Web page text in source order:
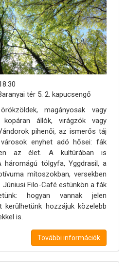
tér 5. 2. kapucsengő
magányosak vagy
állók, virágzók vagy
pihenői, az ismerős táj
enyhet adó hősei: fák
az élet. A kultúrában is
háromágú tölgyfa, Yggdrasil, a
mítoszokban, versekben
Júniusi Filo-Café estünkön a fák
hogyan vannak jelen
kerülhetünk hozzájuk közelebb
is.
További információk